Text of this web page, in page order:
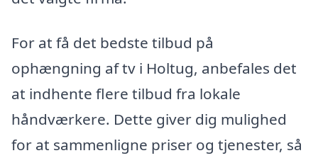
For at få det bedste tilbud på
ophængning af tv i Holtug, anbefales det
at indhente flere tilbud fra lokale
håndværkere. Dette giver dig mulighed
for at sammenligne priser og tjenester, så